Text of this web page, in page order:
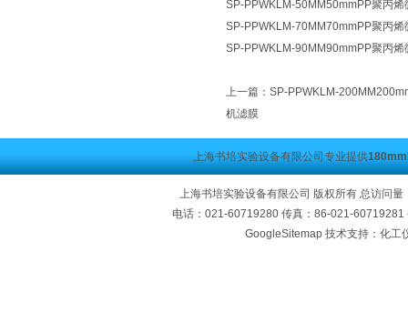
SP-PPWKLM-50MM50mmPP聚丙
SP-PPWKLM-70MM70mmPP聚丙
SP-PPWKLM-90MM90mmPP聚丙
上一篇： SP-PPWKLM-
机滤膜
上海书培实验设备有限公司专业提供
上海书培实验设备有限公司 版权所有 总访问量
电话：021-60719280 传真：86-021-
GoogleSitemap技术支持：化工